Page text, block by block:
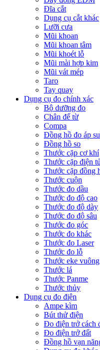
Đĩa cắt
Dụng cụ cắt khác
Lưỡi cưa
Mũi khoan
Mũi khoan tâm
Mũi khoét lỗ
Mũi mài hợp kim
Mũi vát mép
Taro
Tay quay
Dụng cụ đo chính xác
Bộ dưỡng đo
Chân đế từ
Compa
Đồng hồ đo áp
Đồng hồ so
Thước cặp cơ khí
Thước cặp điện
Thước cặp đồng
Thước cuộn
Thước đo dầu
Thước đo độ cao
Thước đo độ dày
Thước đo độ sâu
Thước đo góc
Thước đo khác
Thước đo Laser
Thước đo lỗ
Thước eke vuông
Thước lá
Thước Panme
Thước thủy
Dụng cụ đo điện
Ampe kìm
Bút thử điện
Đo điện trở cách
Đo điện trở đất
Đồng hồ vạn